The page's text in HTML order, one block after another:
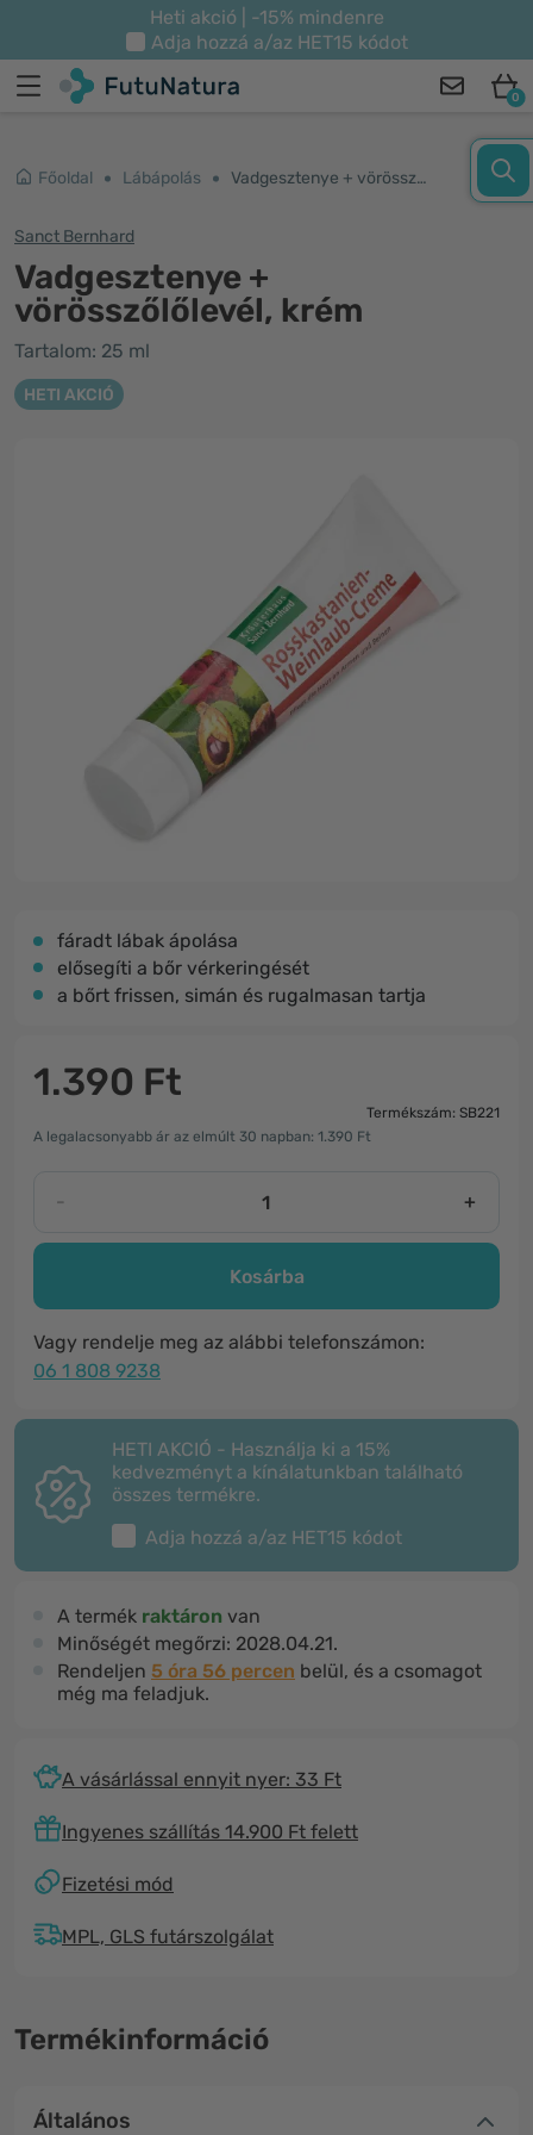
Heti akció | -15% mindenre
Adja hozzá a/az HET15 kódot
0
Főoldal Lábápolás Vadgesztenye + vörösszőlőlevél, krém
Sanct Bernhard
Vadgesztenye +
vörösszőlőlevél, krém
Tartalom: 25 ml
HETI AKCIÓ
fáradt lábak ápolása
elősegíti a bőr vérkeringését
a bőrt frissen, simán és rugalmasan tartja
1.390 Ft
Termékszám: SB221
A legalacsonyabb ár az elmúlt 30 napban: 1.390 Ft
- +
Kosárba
Vagy rendelje meg az alábbi telefonszámon:
06 1 808 9238
HETI AKCIÓ - Használja ki a 15%
kedvezményt a kínálatunkban található
összes termékre.
Adja hozzá a/az HET15 kódot
A termék raktáron van
Minőségét megőrzi: 2028.04.21.
Rendeljen 5 óra 56 percen belül, és a csomagot
még ma feladjuk.
A vásárlással ennyit nyer: 33 Ft
Ingyenes szállítás 14.900 Ft felett
Fizetési mód
MPL, GLS futárszolgálat
Termékinformáció
Általános